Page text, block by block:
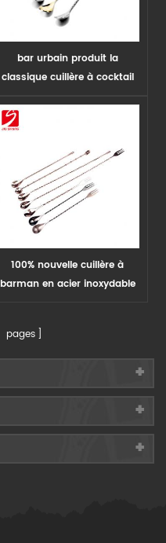
bar urbain produit la
classique cuillère à cocktail
100% nouvelle cuillère à
barman en acier inoxydable
pages